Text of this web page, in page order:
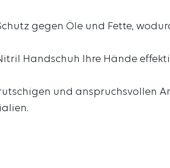
gegen Öle und Fette,
Handschuh Ihre Hände
und anspruchsvollen